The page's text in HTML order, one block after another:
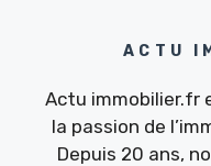
ACTU
Actu immobilier.fr
la passion de
Depuis 20 ans,